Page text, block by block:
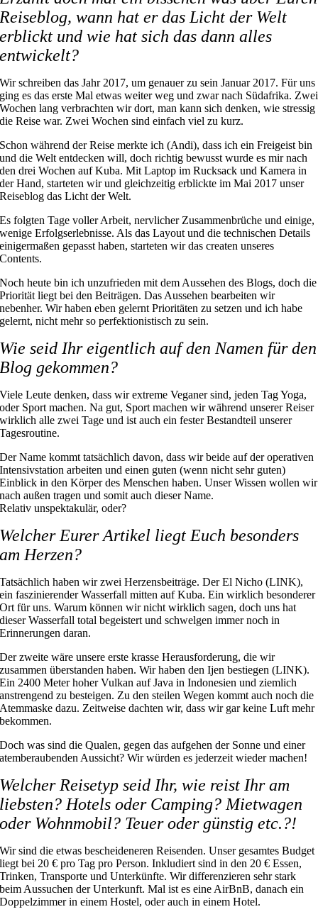
Reiseblog, wann hat er das Licht der Welt
erblickt und wie hat sich das dann alles
entwickelt?
Wir schreiben das Jahr 2017, um genauer zu sein Januar 2017. Für uns
ging es das erste Mal etwas weiter weg und zwar nach Südafrika. Zwei
Wochen lang verbrachten wir dort, man kann sich denken, wie stressig
die Reise war. Zwei Wochen sind einfach viel zu kurz.
Schon während der Reise merkte ich (Andi), dass ich ein Freigeist bin
und die Welt entdecken will, doch richtig bewusst wurde es mir nach
den drei Wochen auf Kuba. Mit Laptop im Rucksack und Kamera in
der Hand, starteten wir und gleichzeitig erblickte im Mai 2017 unser
Reiseblog das Licht der Welt.
Es folgten Tage voller Arbeit, nervlicher Zusammenbrüche und einige,
wenige Erfolgserlebnisse. Als das Layout und die technischen Details
einigermaßen gepasst haben, starteten wir das createn unseres
Contents.
Noch heute bin ich unzufrieden mit dem Aussehen des Blogs, doch die
Priorität liegt bei den Beiträgen. Das Aussehen bearbeiten wir
nebenher. Wir haben eben gelernt Prioritäten zu setzen und ich habe
gelernt, nicht mehr so perfektionistisch zu sein.
Wie seid Ihr eigentlich auf den Namen für den
Blog gekommen?
Viele Leute denken, dass wir extreme Veganer sind, jeden Tag Yoga,
oder Sport machen. Na gut, Sport machen wir während unserer Reiser
wirklich alle zwei Tage und ist auch ein fester Bestandteil unserer
Tagesroutine.
Der Name kommt tatsächlich davon, dass wir beide auf der operativen
Intensivstation arbeiten und einen guten (wenn nicht sehr guten)
Einblick in den Körper des Menschen haben. Unser Wissen wollen wir
nach außen tragen und somit auch dieser Name.
Relativ unspektakulär, oder?
Welcher Eurer Artikel liegt Euch besonders
am Herzen?
Tatsächlich haben wir zwei Herzensbeiträge. Der El Nicho (LINK),
ein faszinierender Wasserfall mitten auf Kuba. Ein wirklich besonderer
Ort für uns. Warum können wir nicht wirklich sagen, doch uns hat
dieser Wasserfall total begeistert und schwelgen immer noch in
Erinnerungen daran.
Der zweite wäre unsere erste krasse Herausforderung, die wir
zusammen überstanden haben. Wir haben den Ijen bestiegen (LINK).
Ein 2400 Meter hoher Vulkan auf Java in Indonesien und ziemlich
anstrengend zu besteigen. Zu den steilen Wegen kommt auch noch die
Atemmaske dazu. Zeitweise dachten wir, dass wir gar keine Luft mehr
bekommen.
Doch was sind die Qualen, gegen das aufgehen der Sonne und einer
atemberaubenden Aussicht? Wir würden es jederzeit wieder machen!
Welcher Reisetyp seid Ihr, wie reist Ihr am
liebsten? Hotels oder Camping? Mietwagen
oder Wohnmobil? Teuer oder günstig etc.?!
Wir sind die etwas bescheideneren Reisenden. Unser gesamtes Budget
liegt bei 20 € pro Tag pro Person. Inkludiert sind in den 20 € Essen,
Trinken, Transporte und Unterkünfte. Wir differenzieren sehr stark
beim Aussuchen der Unterkunft. Mal ist es eine AirBnB, danach ein
Doppelzimmer in einem Hostel, oder auch in einem Hotel.